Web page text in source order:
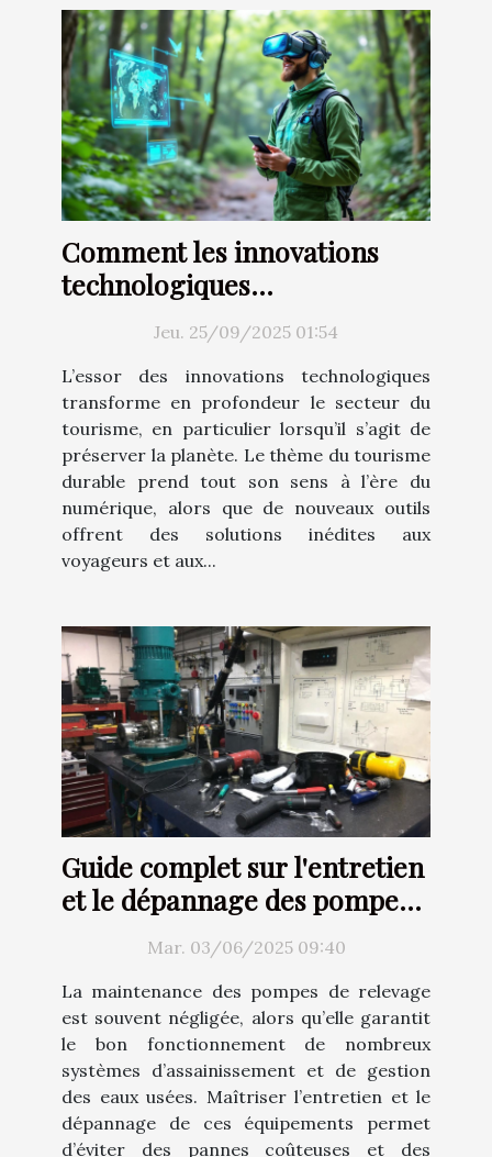
Comment les innovations
technologiques
transforment-elles le
tourisme durable ?
Jeu. 25/09/2025 01:54
L’essor des innovations technologiques
transforme en profondeur le secteur du
tourisme, en particulier lorsqu’il s’agit de
préserver la planète. Le thème du tourisme
durable prend tout son sens à l’ère du
numérique, alors que de nouveaux outils
offrent des solutions inédites aux
voyageurs et aux...
Guide complet sur l'entretien
et le dépannage des pompes
de relevageMar. 03/06/2025 09:40
La maintenance des pompes de relevage
est souvent négligée, alors qu’elle garantit
le bon fonctionnement de nombreux
systèmes d’assainissement et de gestion
des eaux usées. Maîtriser l’entretien et le
dépannage de ces équipements permet
d’éviter des pannes coûteuses et des